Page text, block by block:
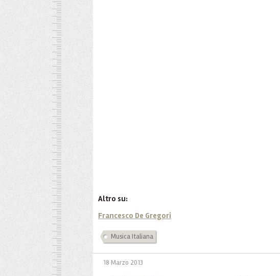
Altro su:
Francesco De Gregori
Musica Italiana
18 Marzo 2013